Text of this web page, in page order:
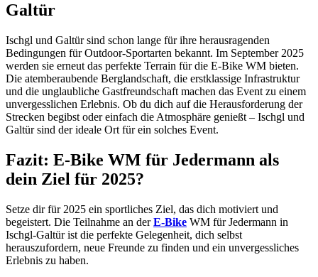
Galtür
Ischgl und Galtür sind schon lange für ihre herausragenden
Bedingungen für Outdoor-Sportarten bekannt. Im September 2025
werden sie erneut das perfekte Terrain für die E-Bike WM bieten.
Die atemberaubende Berglandschaft, die erstklassige Infrastruktur
und die unglaubliche Gastfreundschaft machen das Event zu einem
unvergesslichen Erlebnis. Ob du dich auf die Herausforderung der
Strecken begibst oder einfach die Atmosphäre genießt – Ischgl und
Galtür sind der ideale Ort für ein solches Event.
Fazit: E-Bike WM für Jedermann als
dein Ziel für 2025?
Setze dir für 2025 ein sportliches Ziel, das dich motiviert und
begeistert. Die Teilnahme an derE-Bike WM für Jedermann in
Ischgl-Galtür ist die perfekte Gelegenheit, dich selbst
herauszufordern, neue Freunde zu finden und ein unvergessliches
Erlebnis zu haben.